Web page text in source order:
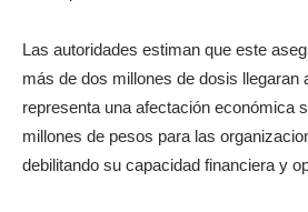
Las autoridades estiman que este
más de dos millones de dosis llegaran
representa una afectación económica
millones de pesos para las
debilitando su capacidad financiera y